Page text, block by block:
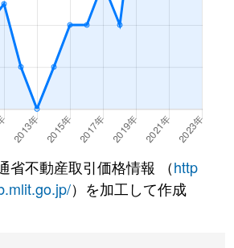
1,500万円 東岡崎
1,100万円
万円 東岡崎 徒歩14分
1,300万円 東岡崎 徒歩14分
万円 岡崎 徒歩45分
省不動産取引価格情報 （http
）を加工して作成